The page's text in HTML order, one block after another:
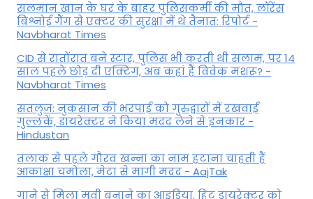
सलमान खान के घर के बाहर पुलिसकर्मी की मौत, लॉरेंस
बिश्नोई गैंग से एक्टर की सुरक्षा में थे तैनात: रिपोर्ट -
Navbharat Times
CID से रातोंरात बने स्टार, पुलिस भी करती थी सलाम, पर 14
साल पहले छोड़ दी एक्टिंग, अब कहां हैं विवेक मशरू? -
Navbharat Times
सतलुज: नुकसान की भरपाई को गुरुद्वारों में रखवाईं
गुल्लकें, डायरेक्टर ने किया मदद लेने से इनकार -
Hindustan
तलाक से पहले गौरव खन्ना का नाम हटाना चाहती हैं
आकांक्षा चमोला, मेटा से मांगी मदद - AajTak
गाने से मिला मूवी बनाने का आइडिया, हिट डायरेक्टर को